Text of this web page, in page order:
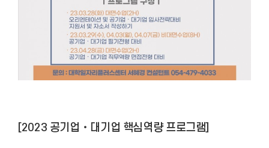
[2023 공기업‧대기업 핵심역량 프로그램]